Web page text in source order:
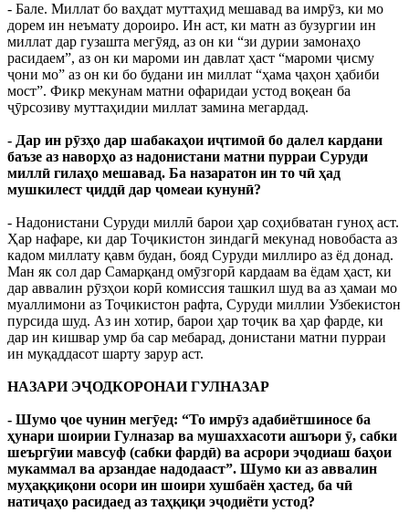
- Бале. Миллат бо ваҳдат муттаҳид мешавад ва имрӯз, ки мо
дорем ин неъмату дороиро. Ин аст, ки матн аз бузургии ин
миллат дар гузашта мегӯяд, аз он ки “зи дурии замонаҳо
расидаем”, аз он ки мароми ин давлат ҳаст “мароми ҷисму
ҷони мо” аз он ки бо будани ин миллат “ҳама ҷаҳон ҳабиби
мост”. Фикр мекунам матни офаридаи устод воқеан ба
ҷӯрсозиву муттаҳидии миллат замина мегардад.
- Дар ин рӯзҳо дар шабакаҳои иҷтимоӣ бо далел кардани
баъзе аз наворҳо аз надонистани матни пурраи Суруди
миллӣ гилаҳо мешавад. Ба назаратон ин то чӣ ҳад
мушкилест ҷиддӣ дар ҷомеаи кунунӣ?
- Надонистани Суруди миллӣ барои ҳар соҳибватан гуноҳ аст.
Ҳар нафаре, ки дар Тоҷикистон зиндагӣ мекунад новобаста аз
кадом миллату қавм будан, бояд Суруди миллиро аз ёд донад.
Ман як сол дар Самарқанд омӯзгорӣ кардаам ва ёдам ҳаст, ки
дар аввалин рӯзҳои корӣ комиссия ташкил шуд ва аз ҳамаи мо
муаллимони аз Тоҷикистон рафта, Суруди миллии Узбекистон
пурсида шуд. Аз ин хотир, барои ҳар тоҷик ва ҳар фарде, ки
дар ин кишвар умр ба сар мебарад, донистани матни пурраи
ин муқаддасот шарту зарур аст.
НАЗАРИ ЭҶОДКОРОНАИ ГУЛНАЗАР
- Шумо ҷое чунин мегӯед: “То имрӯз адабиётшиносе ба
ҳунари шоирии Гулназар ва мушаххасоти ашъори ӯ, сабки
шеъргӯии мавсуф (сабки фардӣ) ва асрори эҷодиаш баҳои
мукаммал ва арзандае надодааст”. Шумо ки аз аввалин
муҳаққиқони осори ин шоири хушбаён ҳастед, ба чӣ
натиҷаҳо расидаед аз таҳқиқи эҷодиёти устод?